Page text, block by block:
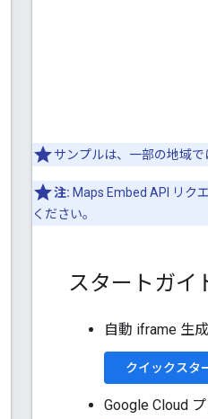
サンプルは、一部の地域で
注: Maps Embed API リク
ください。
スタートガイ
自動 iframe 生
クイックスタ
Google Cloud